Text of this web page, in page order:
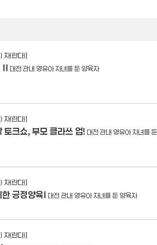
자(란다)]
Ⅱ 대전 관내 영유아 자녀를 둔 양육자
자(란다)]
토크쇼, 부모 클라쓰 업! 대전 관내 영유아 자녀를
자(란다)]
긍정양육Ⅰ 대전 관내 영유아 자녀를 둔 양육자
자(란다)]